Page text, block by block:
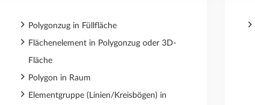
Polygonzug in Füllfläche
Flächenelement in Polygonzug oder 3D-
Fläche
Polygon in Raum
Elementgruppe (Linien/Kreisbögen) in